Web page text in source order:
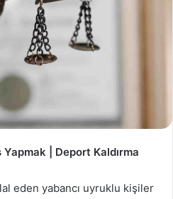
Yapmak | Deport Kaldırma
eden yabancı uyruklu kişiler